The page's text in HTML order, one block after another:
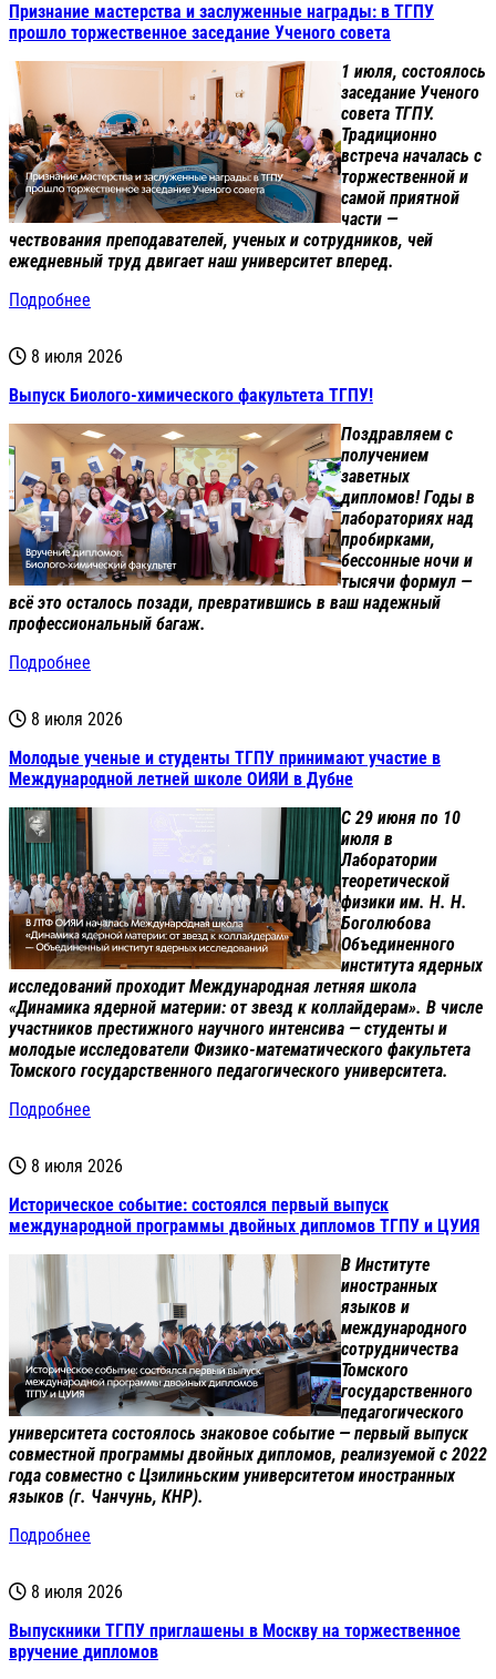
Признание мастерства и заслуженные награды: в ТГПУ
прошло торжественное заседание Ученого совета
1 июля, состоялось
заседание Ученого
совета ТГПУ.
Традиционно
встреча началась с
торжественной и
самой приятной
части —
чествования преподавателей, ученых и сотрудников, чей
ежедневный труд двигает наш университет вперед.
Подробнее
8 июля 2026
Выпуск Биолого-химического факультета ТГПУ!
Поздравляем с
получением
заветных
дипломов! Годы в
лабораториях над
пробирками,
бессонные ночи и
тысячи формул —
всё это осталось позади, превратившись в ваш надежный
профессиональный багаж.
Подробнее
8 июля 2026
Молодые ученые и студенты ТГПУ принимают участие в
Международной летней школе ОИЯИ в Дубне
С 29 июня по 10
июля в
Лаборатории
теоретической
физики им. Н. Н.
Боголюбова
Объединенного
института ядерных
исследований проходит Международная летняя школа
«Динамика ядерной материи: от звезд к коллайдерам». В числе
участников престижного научного интенсива — студенты и
молодые исследователи Физико-математического факультета
Томского государственного педагогического университета.
Подробнее
8 июля 2026
Историческое событие: состоялся первый выпуск
международной программы двойных дипломов ТГПУ и ЦУИЯ
В Институте
иностранных
языков и
международного
сотрудничества
Томского
государственного
педагогического
университета состоялось знаковое событие — первый выпуск
совместной программы двойных дипломов, реализуемой с 2022
года совместно с Цзилиньским университетом иностранных
языков (г. Чанчунь, КНР).
Подробнее
8 июля 2026
Выпускники ТГПУ приглашены в Москву на торжественное
вручение дипломов